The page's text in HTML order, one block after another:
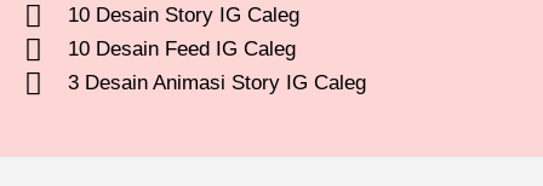
10 Desain Story IG Caleg
10 Desain Feed IG Caleg
3 Desain Animasi Story IG Caleg